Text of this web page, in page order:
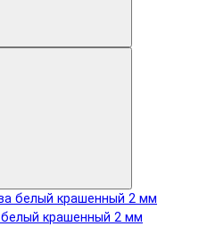
крашенный 2 мм